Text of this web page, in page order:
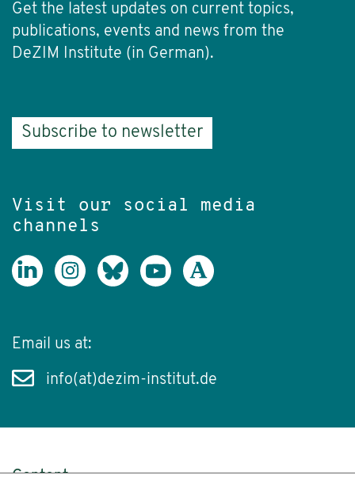
Get the latest updates on current topics,
publications, events and news from the
DeZIM Institute (in German).
Subscribe to newsletter
Visit our social media
channels
Email us at:
info(at)dezim-institut.de
Content